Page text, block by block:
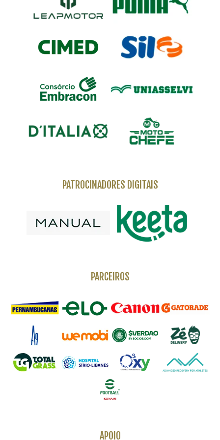
PATROCINADORES DIGITAIS
PARCEIROS
APOIO